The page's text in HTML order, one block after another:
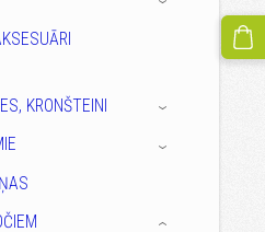
›
KRONŠTEINI
›
›
›